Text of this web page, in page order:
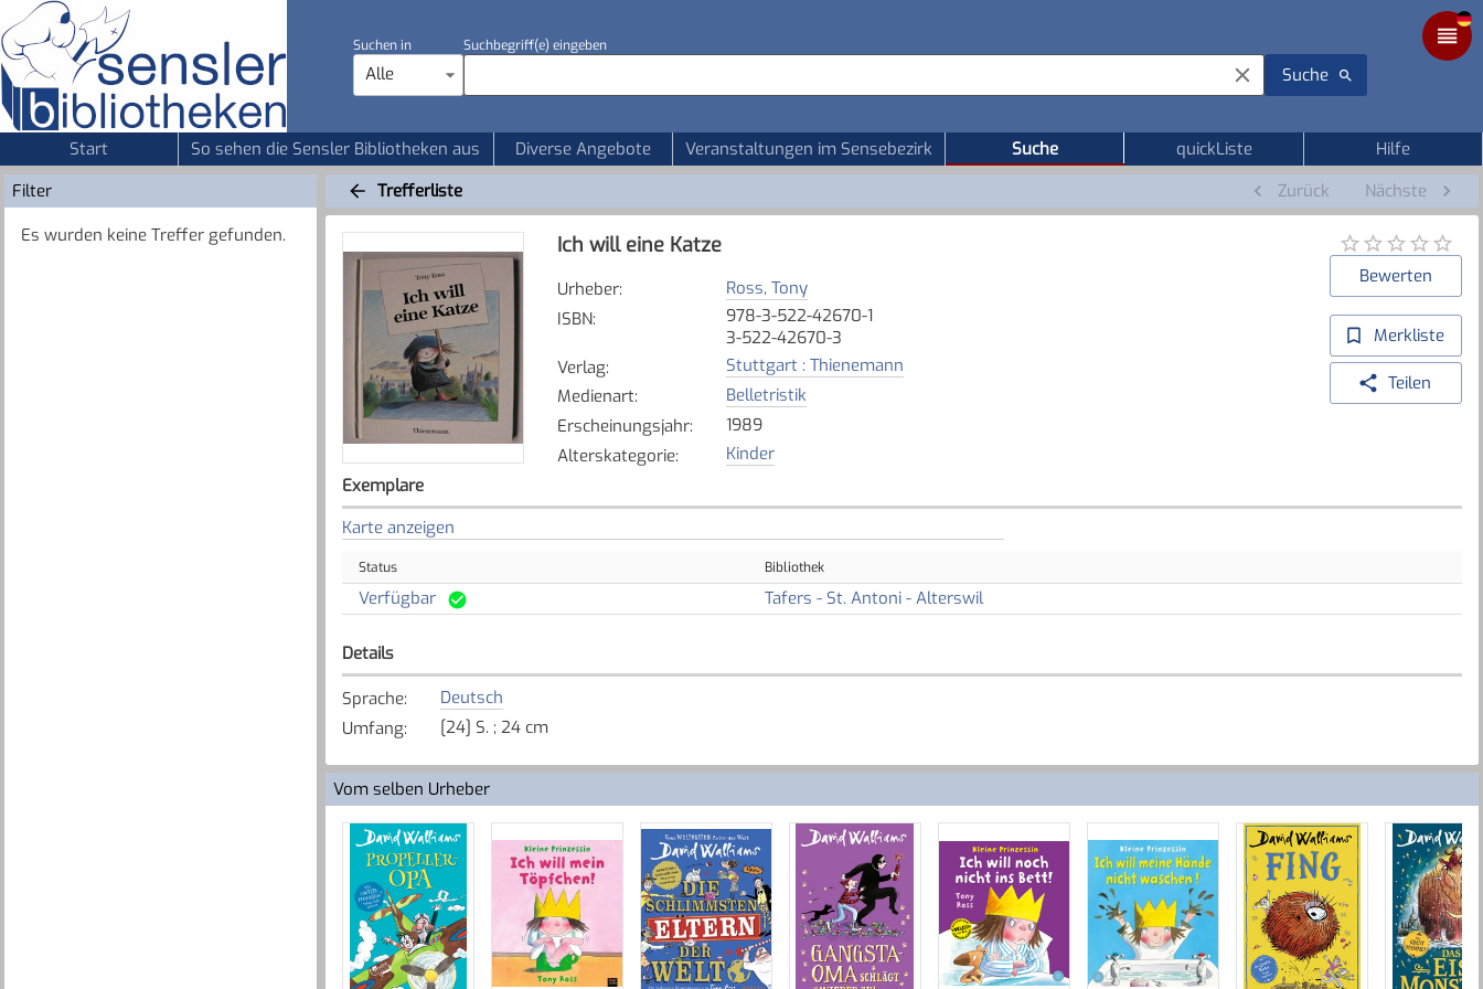
Suchen in
Alle
Suchbegriff(e) eingeben
Suche
Start So sehen die Sensler Bibliotheken aus Diverse Angebote Veranstaltungen im Sensebezirk Suche quickListe
Hilfe
Filter
Es wurden keine Treffer gefunden.
Trefferliste Zurück Nächste
Ich will eine Katze
Urheber:
Ross, Tony
ISBN:
978-3-522-42670-1
3-522-42670-3
Verlag:
Stuttgart : Thienemann
Medienart:
Belletristik
Erscheinungsjahr:
1989
Alterskategorie: Kinder
Bewerten
Merkliste
Teilen
Exemplare
Karte anzeigen
Status Bibliothek
Verfügbar Tafers - St. Antoni - Alterswil
Details
Sprache:
Deutsch
Umfang: [24] S. ; 24 cm
Vom selben Urheber